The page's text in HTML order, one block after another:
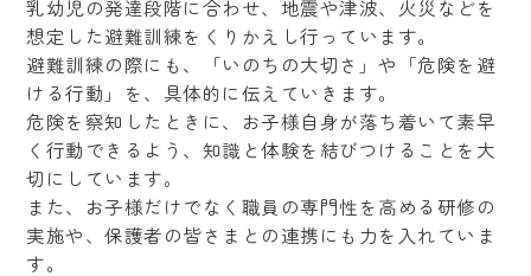
乳幼児の発達段階に合わせ、地震や津波、火災などを
想定した避難訓練をくりかえし行っています。
避難訓練の際にも、「いのちの大切さ」や「危険を避
ける行動」を、具体的に伝えていきます。
危険を察知したときに、お子様自身が落ち着いて素早
く行動できるよう、知識と体験を結びつけることを大
切にしています。
また、お子様だけでなく職員の専門性を高める研修の
実施や、保護者の皆さまとの連携にも力を入れていま
す。